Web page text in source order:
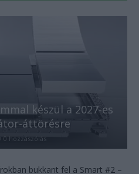
készül a 2027-es
áttörésre
0 hozzászólás
bukkant fel a Smart #2 –